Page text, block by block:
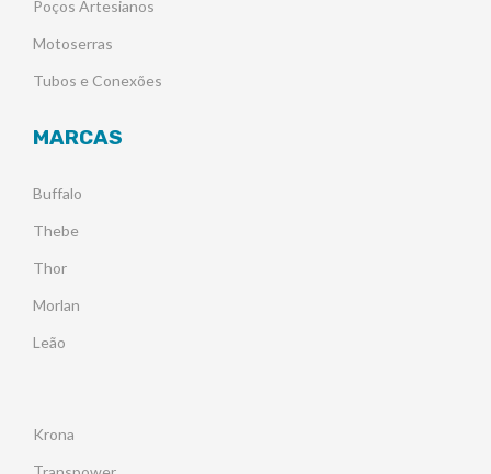
Poços Artesianos
Motoserras
Tubos e Conexões
MARCAS
Buffalo
Thebe
Thor
Morlan
Leão
Krona